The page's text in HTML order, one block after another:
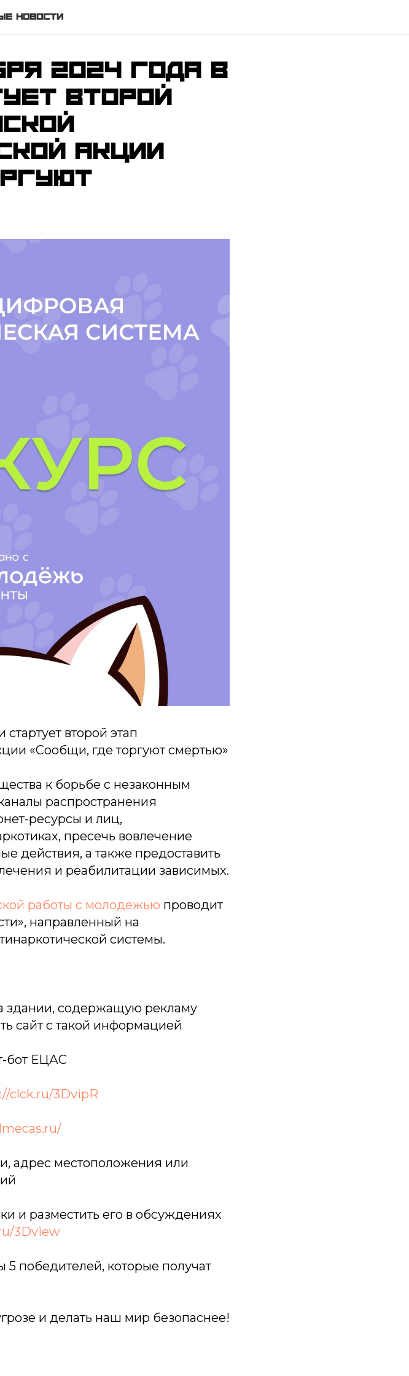
новости
2024 года в
второй
акции
второй этап
«Сообщи, где торгуют смертью»
к борьбе с незаконным
распространения
ресурсы и лиц,
пресечь вовлечение
действия, а также предоставить
и реабилитации зависимых.
работы с молодежью проводит
направленный на
системы.
здании, содержащую рекламу
сайт с такой информацией
бот ЕЦАС
clck.ru/3DvipR
адрес местоположения или
и разместить его в обсуждениях
3Dview
5 победителей, которые получат
и делать наш мир безопаснее!